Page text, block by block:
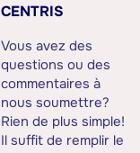
CENTRIS
Vous avez des
questions ou des
commentaires à
nous soumettre?
Rien de plus simple!
Il suffit de remplir le